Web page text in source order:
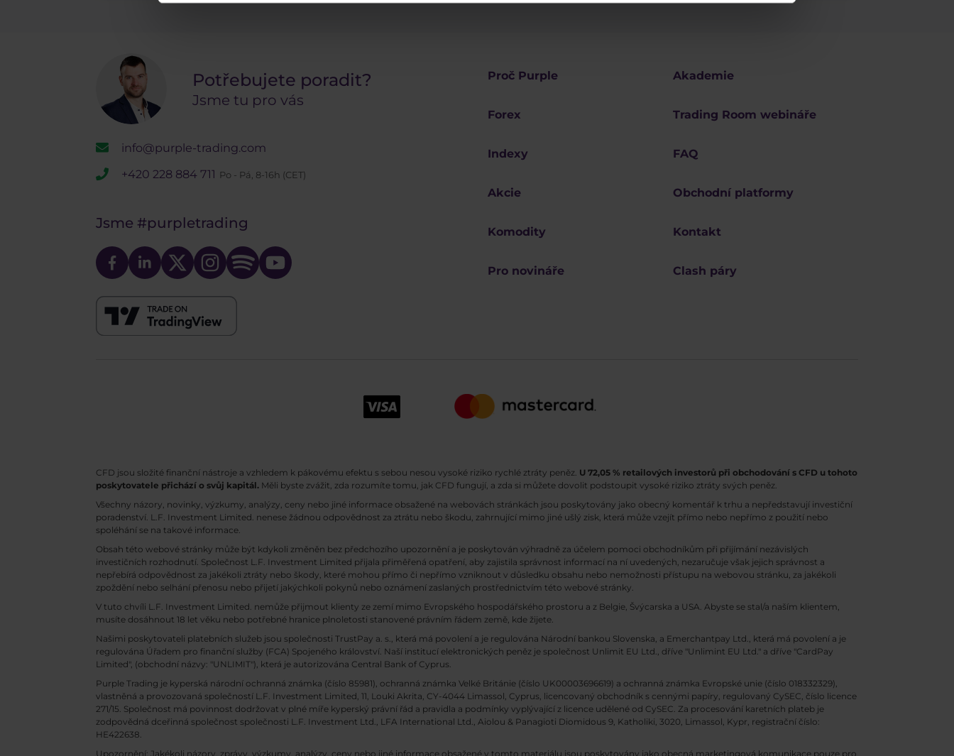
Potřebujete poradit?
Jsme tu pro vás
info@purple-trading.com
+420 228 884 711 Po - Pá, 8-16h (CET)
Jsme #purpletrading
Proč Purple Akademie
Forex Trading Room webináře
Indexy FAQ
Akcie Obchodní platformy
Komodity Kontakt
Pro novináře Clash páry
CFD jsou složité finanční nástroje a vzhledem k pákovému efektu s sebou nesou vysoké riziko rychlé ztráty peněz. U 72,05 % retailových investorů při obchodování s CFD u tohoto
poskytovatele přichází o svůj kapitál. Měli byste zvážit, zda rozumíte tomu, jak CFD fungují, a zda si můžete dovolit podstoupit vysoké riziko ztráty svých peněz.
Všechny názory, novinky, výzkumy, analýzy, ceny nebo jiné informace obsažené na webovách stránkách jsou poskytovány jako obecný komentář k trhu a nepředstavují investiční
poradenství. L.F. Investment Limited. nenese žádnou odpovědnost za ztrátu nebo škodu, zahrnující mimo jiné ušlý zisk, která může vzejít přímo nebo nepřímo z použití nebo
spoléhání se na takové informace.
Obsah této webové stránky může být kdykoli změněn bez předchozího upozornění a je poskytován výhradně za účelem pomoci obchodníkům při přijímání nezávislých
investičních rozhodnutí. Společnost L.F. Investment Limited přijala přiměřená opatření, aby zajistila správnost informací na ní uvedených, nezaručuje však jejich správnost a
nepřebírá odpovědnost za jakékoli ztráty nebo škody, které mohou přímo či nepřímo vzniknout v důsledku obsahu nebo nemožnosti přístupu na webovou stránku, za jakékoli
zpoždění nebo selhání přenosu nebo přijetí jakýchkoli pokynů nebo oznámení zaslaných prostřednictvím této webové stránky.
V tuto chvíli L.F. Investment Limited. nemůže přijmout klienty ze zemí mimo Evropského hospodářského prostoru a z Belgie, Švýcarska a USA. Abyste se stal/a naším klientem,
musíte dosáhnout 18 let věku nebo potřebné hranice plnoletosti stanovené právním řádem země, kde žijete.
Našimi poskytovateli platebních služeb jsou společnosti TrustPay a. s., která má povolení a je regulována Národní bankou Slovenska, a Emerchantpay Ltd., která má povolení a je
regulována Úřadem pro finanční služby (FCA) Spojeného království. Naší institucí elektronických peněz je společnost Unlimit EU Ltd., dříve "Unlimint EU Ltd." a dříve "CardPay
Limited", (obchodní názvy: "UNLIMIT"), která je autorizována Central Bank of Cyprus.
Purple Trading je kyperská národní ochranná známka (číslo 85981), ochranná známka Velké Británie (číslo UK00003696619) a ochranná známka Evropské unie (číslo 018332329),
vlastněná a provozovaná společností L.F. Investment Limited, 11, Louki Akrita, CY-4044 Limassol, Cyprus, licencovaný obchodník s cennými papíry, regulovaný CySEC, číslo licence
271/15. Společnost má povinnost dodržovat v plné míře kyperský právní řád a pravidla a podmínky vyplývající z licence udělené od CySEC. Za procesování karetních plateb je
zodpovědná dceřinná společnost společnosti L.F. Investment Ltd., LFA International Ltd., Aiolou & Panagioti Diomidous 9, Katholiki, 3020, Limassol, Kypr, registrační číslo:
HE422638.
Upozornění: Jakékoli názory, zprávy, výzkumy, analýzy, ceny nebo jiné informace obsažené v tomto materiálu jsou poskytovány jako obecná marketingová komunikace pouze pro